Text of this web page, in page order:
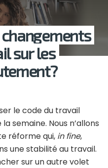
sur les
le code du travail
semaine. Nous n’allons
réforme qui, in fine,
une stabilité au travail.
sur un autre volet